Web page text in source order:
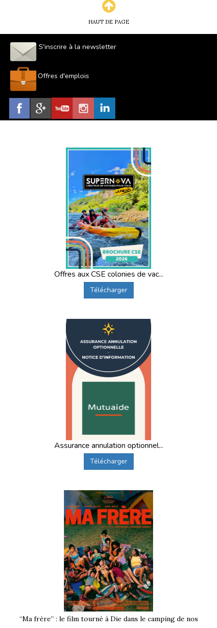
HAUT DE PAGE
S'inscrire à la newsletter
Offres d'emplois
Offres aux CSE colonies de vac...
Télécharger
Assurance annulation optionnel...
Télécharger
“Ma frère” : le film tourné à Die dans le camping de nos